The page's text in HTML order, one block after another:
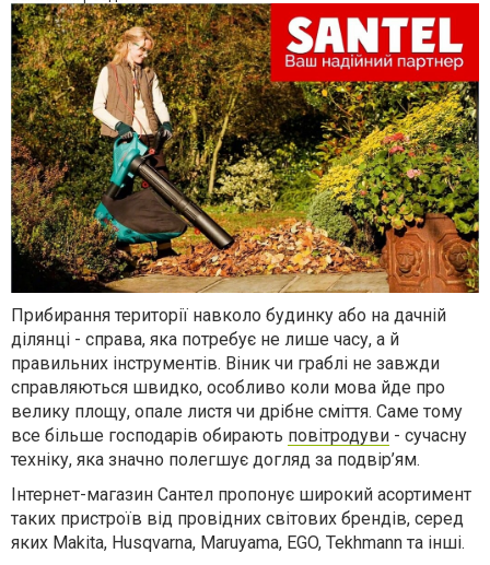
Прибирання території навколо будинку або на дачній
ділянці - справа, яка потребує не лише часу, а й
правильних інструментів. Віник чи граблі не завжди
справляються швидко, особливо коли мова йде про
велику площу, опале листя чи дрібне сміття. Саме тому
все більше господарів обирають повітродуви - сучасну
техніку, яка значно полегшує догляд за подвір’ям.
Інтернет-магазин Сантел пропонує широкий асортимент
таких пристроїв від провідних світових брендів, серед
яких Makita, Husqvarna, Maruyama, EGO, Tekhmann та інші.